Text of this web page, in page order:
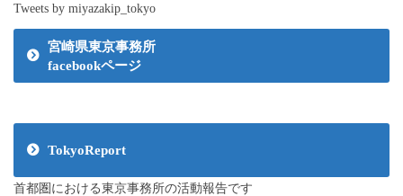
Tweets by miyazakip_tokyo
宮崎県東京事務所
facebookページ
TokyoReport
首都圏における東京事務所の活動報告です